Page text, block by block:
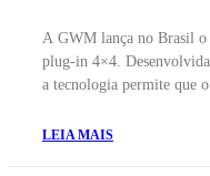
A GWM lança no Brasil
plug-in 4×4.
a tecnologia permite que
LEIA MAIS